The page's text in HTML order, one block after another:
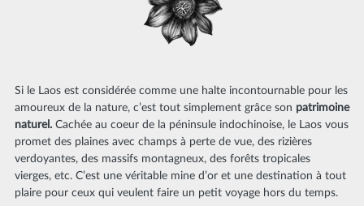
Si le Laos est considérée comme une halte incontournable pour les
amoureux de la nature, c’est tout simplement grâce son patrimoine
naturel.Cachée au coeur de la péninsule indochinoise, le Laos vous
promet des plaines avec champs à perte de vue, des rizières
verdoyantes, des massifs montagneux, des forêts tropicales
vierges, etc. C’est une véritable mine d’or et une destination à tout
plaire pour ceux qui veulent faire un petit voyage hors du temps.